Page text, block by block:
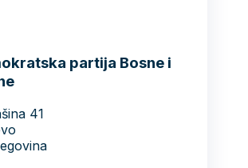
partija Bosne i
41